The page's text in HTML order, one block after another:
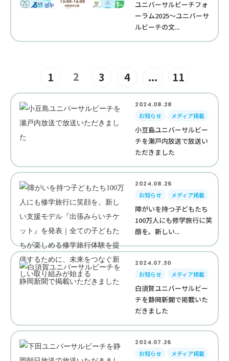
ユニバーサルビーチフォ
ーラム2025～ユニバーサ
ルビーチの文...
1 2 3 4 ... 11
2024.08.28
お知らせ
メディア掲載
小豆島ユニバーサルビー
チを瀬戸内放送で放送い
ただきました
2024.08.26
お知らせ
メディア掲載
障がいを持つ子どもたち
100万人にも修学旅行に笑
顔を。新しい...
2024.07.30
お知らせ
メディア掲載
白須賀ユニバーサルビー
チを静岡新聞で掲載いた
だきました
2024.07.26
お知らせ
メディア掲載